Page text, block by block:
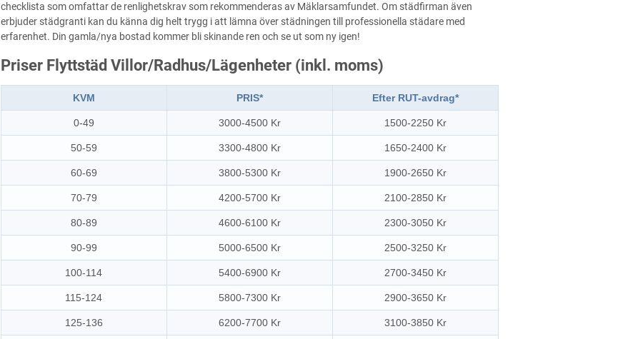
checklista som omfattar de renlighetskrav som rekommenderas av Mäklarsamfundet. Om städfirman även
erbjuder städgranti kan du känna dig helt trygg i att lämna över städningen till professionella städare med
erfarenhet. Din gamla/nya bostad kommer bli skinande ren och se ut som ny igen!
Priser Flyttstäd Villor/Radhus/Lägenheter (inkl. moms)
KVM PRIS* Efter RUT-avdrag*
0-49 3000-4500 Kr 1500-2250 Kr
50-59 3300-4800 Kr 1650-2400 Kr
60-69 3800-5300 Kr 1900-2650 Kr
70-79 4200-5700 Kr 2100-2850 Kr
80-89 4600-6100 Kr 2300-3050 Kr
90-99 5000-6500 Kr 2500-3250 Kr
100-114 5400-6900 Kr 2700-3450 Kr
115-124 5800-7300 Kr 2900-3650 Kr
125-136 6200-7700 Kr 3100-3850 Kr